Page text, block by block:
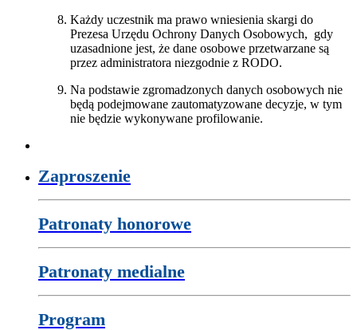
Każdy uczestnik ma prawo wniesienia skargi do
Prezesa Urzędu Ochrony Danych Osobowych, gdy
uzasadnione jest, że dane osobowe przetwarzane są
przez administratora niezgodnie z RODO.
Na podstawie zgromadzonych danych osobowych nie
będą podejmowane zautomatyzowane decyzje, w tym
nie będzie wykonywane profilowanie.
Zaproszenie
Patronaty honorowe
Patronaty medialne
Program